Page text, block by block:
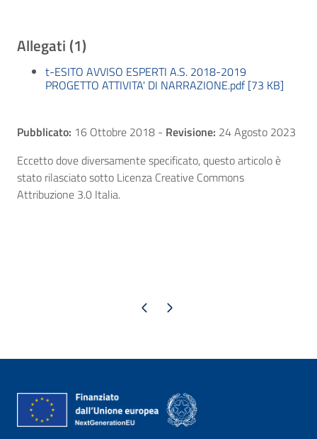
Allegati (1)
t-ESITO AVVISO ESPERTI A.S. 2018-2019
PROGETTO ATTIVITA' DI NARRAZIONE.pdf [73 KB]
Pubblicato: 16 Ottobre 2018 - Revisione: 24 Agosto 2023
Eccetto dove diversamente specificato, questo articolo è
stato rilasciato sotto Licenza Creative Commons
Attribuzione 3.0 Italia.
Pagina precedente
Pagina successiva